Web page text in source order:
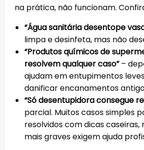
na prática, não funcionam.
“Água sanitária desentope
limpa e desinfeta, mas não
“Produtos químicos de
resolvem qualquer caso”–
ajudam em entupimentos
danificar encanamentos
“Só desentupidora consegue
parcial. Muitos casos simples
resolvidos com dicas
mais graves exigem ajuda